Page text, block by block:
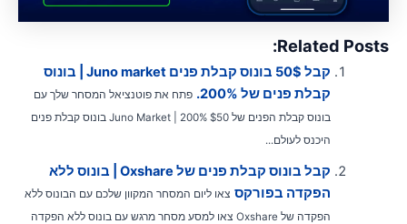
Related
קבל 50$ בונוס קבלת פנים Juno market | בונוס
קבלת פנים של 200%.
פתח את פוטנציאל המסחר שלך עם
בונוס קבלת הפנים של $50 Juno Market | 200% בונוס קבלת פנים
היכנס לעולם...
קבל בונוס קבלת פנים של Oxshare | בונוס ללא
הפקדה בפורקס צאו ליום המסחר המקוון שלכם עם הבונוס ללא
הפקדה של Oxshare צאו למסע מסחר מרגש עם בונוס ללא הפקדה